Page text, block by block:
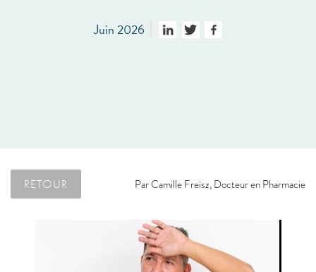
Juin 2026
RETOUR ParCamille Freisz, Docteur en Pharmacie